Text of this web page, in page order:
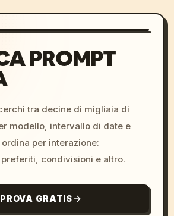
PROMPT
tra decine di migliaia di
modello, intervallo di date e
per interazione:
condivisioni e altro.
PROVA GRATIS